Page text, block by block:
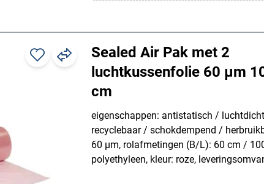
Sealed Air Pak met 2
luchtkussenfolie 60 µm
cm
eigenschappen: antistatisch /
recyclebaar / schokdempend /
60 µm, rolafmetingen (B/L): 60 cm /
polyethyleen, kleur: roze,